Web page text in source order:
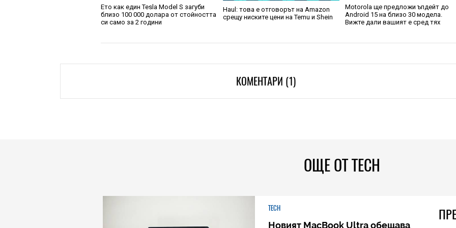
Ето как един Tesla Model S загуби
близо 100 000 долара от стойността
си само за 2 години
Haul: това е отговорът на Amazon
срещу ниските цени на Temu и Shein
Motorola ще предложи ъпдейт до
Android 15 на близо 30 модела.
Вижте дали вашият е сред тях
КОМЕНТАРИ (1)
ОЩЕ ОТ TECH
TECH
Новият MacBook Ultra обещава